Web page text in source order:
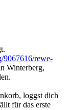
9067616/rewe-
Winterberg,
loggst dich
für das erste